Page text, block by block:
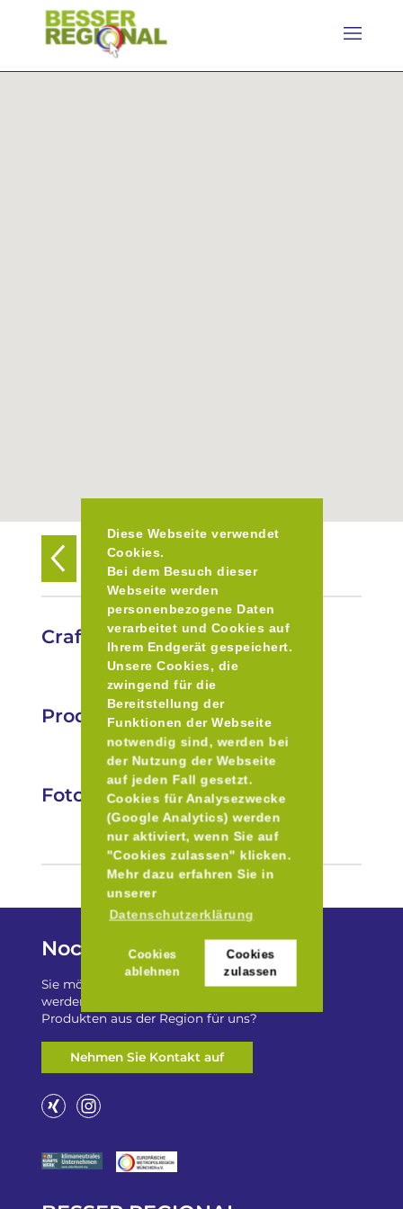
Diese Webseite verwendet
Cookies.
Bei dem Besuch dieser
Webseite werden
personenbezogene Daten
verarbeitet und Cookies auf
Ihrem Endgerät gespeichert.
Unsere Cookies, die
zwingend für die
Bereitstellung der
Funktionen der Webseite
notwendig sind, werden bei
der Nutzung der Webseite
auf jeden Fall gesetzt.
Cookies für Analysezwecke
(Google Analytics) werden
nur aktiviert, wenn Sie auf
"Cookies zulassen" klicken.
Mehr dazu erfahren Sie in
unserer
Datenschutzerklärung
Cookies
ablehnen
Cookies
zulassen
Zurück zur Übersicht
Craft Bräu GbR
Produkte
Fotos
Noch Fragen?
Sie möchten auf „Besser Regional“ gelistet
werden? Oder haben Sie einen Freizeittip zu
Produkten aus der Region für uns?
Nehmen Sie Kontakt auf